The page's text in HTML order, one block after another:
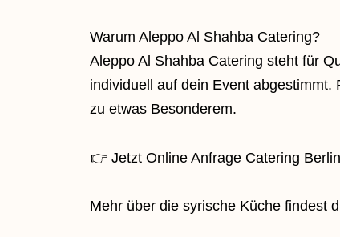
Warum Aleppo Al Shahba Catering?
Aleppo Al Shahba Catering steht für
individuell auf dein Event
zu etwas Besonderem.
👉 Jetzt Online Anfrage Catering
Mehr über die syrische Küche findest